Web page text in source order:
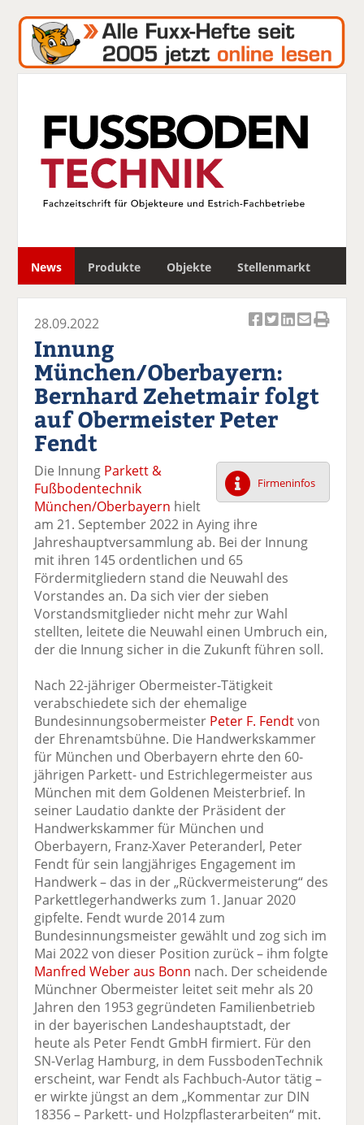
News Produkte Objekte Stellenmarkt
c
k
el
a
uf
ac
e
b
o
k
te
il
e
n
k
el
t
wi
er
n
k
el
a
n
k
e
te
e
n
el
p
m
ai
l
se
el
D
e
n
28.09.2022
Innung
München/Oberbayern:
Bernhard Zehetmair folgt
auf Obermeister Peter
Fendt
Firmeninfos
Die Innung Parkett &
Fußbodentechnik
München/Oberbayern hielt
am 21. September 2022 in Aying ihre
Jahreshauptversammlung ab. Bei der Innung
mit ihren 145 ordentlichen und 65
Fördermitgliedern stand die Neuwahl des
Vorstandes an. Da sich vier der sieben
Vorstandsmitglieder nicht mehr zur Wahl
stellten, leitete die Neuwahl einen Umbruch ein,
der die Innung sicher in die Zukunft führen soll.
Nach 22-jähriger Obermeister-Tätigkeit
verabschiedete sich der ehemalige
Bundesinnungsobermeister Peter F. Fendtvon
der Ehrenamtsbühne. Die Handwerkskammer
für München und Oberbayern ehrte den 60-
jährigen Parkett- und Estrichlegermeister aus
München mit dem Goldenen Meisterbrief. In
seiner Laudatio dankte der Präsident der
Handwerkskammer für München und
Oberbayern, Franz-Xaver Peteranderl, Peter
Fendt für sein langjähriges Engagement im
Handwerk – das in der „Rückvermeisterung“ des
Parkettlegerhandwerks zum 1. Januar 2020
gipfelte. Fendt wurde 2014 zum
Bundesinnungsmeister gewählt und zog sich im
Mai 2022 von dieser Position zurück – ihm folgte
Manfred Weber aus Bonn nach. Der scheidende
Münchner Obermeister leitet seit mehr als 20
Jahren den 1953 gegründeten Familienbetrieb
in der bayerischen Landeshauptstadt, der
heute als Peter Fendt GmbH firmiert. Für den
SN-Verlag Hamburg, in dem FussbodenTechnik
erscheint, war Fendt als Fachbuch-Autor tätig –
er wirkte jüngst an dem „Kommentar zur DIN
18356 – Parkett- und Holzpflasterarbeiten“ mit.